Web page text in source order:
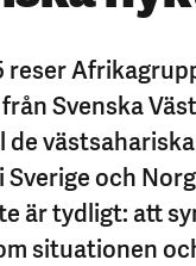
reser
Svenska
och
är tydligt: att
situationen